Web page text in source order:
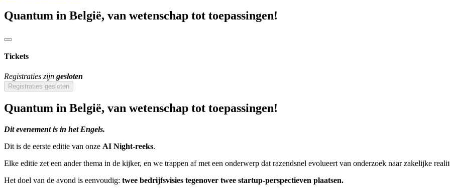
Quantum in België, van wetenschap tot toepassingen!
Tickets
Registraties zijn gesloten
Registraties gesloten
Quantum in België, van wetenschap tot toepassingen!
Dit evenement is in het Engels.​
Dit is de eerste editie van onze AI Night-reeks.
Elke editie zet een ander thema in de kijker, en we trappen af met een onderwerp dat razendsnel evolueert van onderzoek naar zakelijke
Het doel van de avond is eenvoudig: twee bedrijfsvisies tegenover twee startup-perspectieven plaatsen.